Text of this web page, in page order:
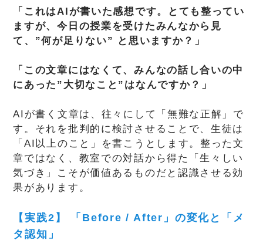
「これはAIが書いた感想です。とても整ってい
ますが、今日の授業を受けたみんなから見
て、”何が足りない” と思いますか？」
「この文章にはなくて、みんなの話し合いの中
にあった”大切なこと”はなんですか？」
AIが書く文章は、往々にして「無難な正解」で
す。それを批判的に検討させることで、生徒は
「AI以上のこと」を書こうとします。整った文
章ではなく、教室での対話から得た「生々しい
気づき」こそが価値あるものだと認識させる効
果があります。
【実践2】 「Before / After」の変化と「メ
タ認知」